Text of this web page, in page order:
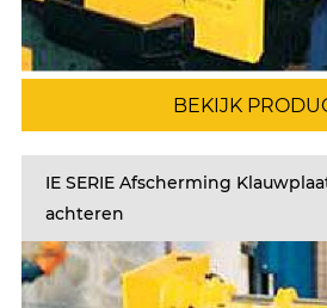
BEKIJK
IE SERIE Afscherming
achteren